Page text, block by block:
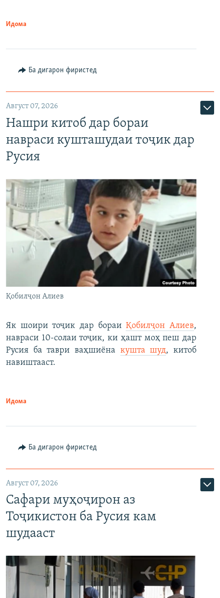
Идома
Ба дигарон фиристед
Август 07, 2026
Нашри китоб дар бораи
навраси кушташудаи тоҷик дар
Русия
Қобилҷон Алиев
Як шоири тоҷик дар бораиҚобилҷон Алиев,
навраси 10-солаи тоҷик, ки ҳашт моҳ пеш дар
Русия ба таври ваҳшиёна кушта шуд, китоб
навиштааст.
Идома
Ба дигарон фиристед
Август 07, 2026
Сафари муҳоҷирон аз
Тоҷикистон ба Русия кам
шудааст